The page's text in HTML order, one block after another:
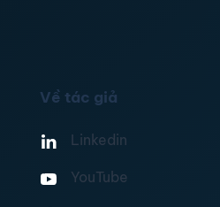
Về tác giả
Linkedin
YouTube